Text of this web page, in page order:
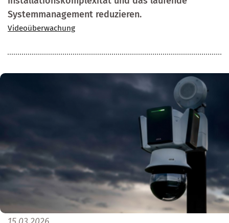
Systemmanagement reduzieren.
Videoüberwachung